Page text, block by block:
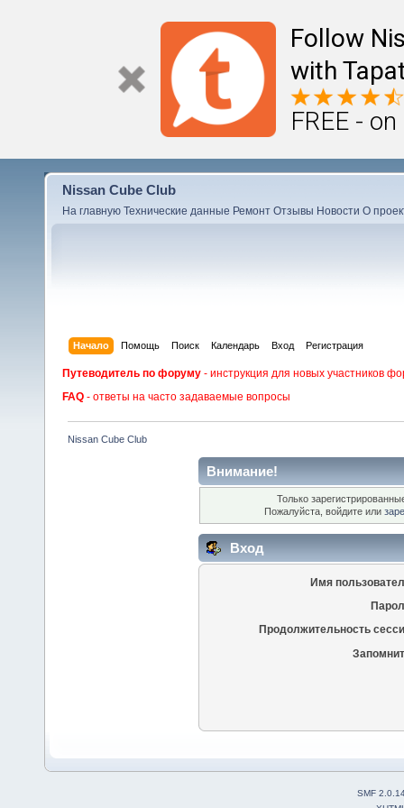
Follow
with
FREE -
Nissan Cube Club
На главную Технические данные Ремонт Отзывы Новости О
Начало Помощь Поиск Календарь Вход Регистрация
Путеводитель по форуму - инструкция для новых участников
FAQ - ответы на часто задаваемые вопросы
Nissan Cube Club
Внимание!
Только
Пожалуйста, войдите или
Вход
Имя
Продолжительность
SMF